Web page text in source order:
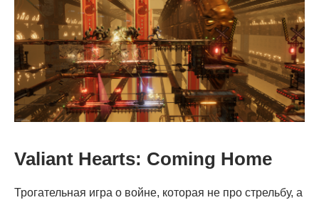
Valiant Hearts: Coming Home
Трогательная игра о войне, которая не про стрельбу, а